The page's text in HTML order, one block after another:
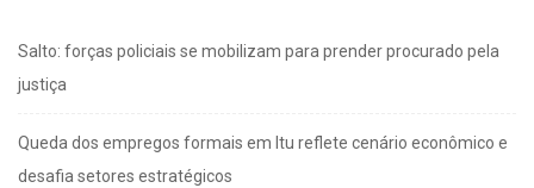
Salto: forças policiais se mobilizam para prender procurado pela
justiça
Queda dos empregos formais em Itu reflete cenário econômico e
desafia setores estratégicos